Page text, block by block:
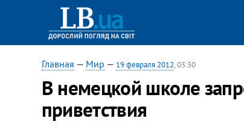
Главная — Мир — 19 февраля 2012, 03:30
В немецкой школе
приветствия